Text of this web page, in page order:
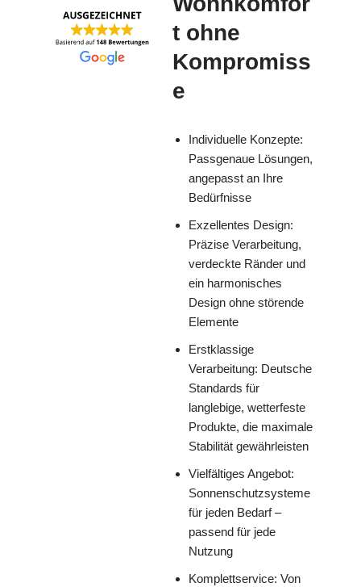
t ohne
Kompromiss
e
Individuelle Konzepte:
Passgenaue Lösungen,
angepasst an Ihre
Bedürfnisse
Exzellentes Design:
Präzise Verarbeitung,
verdeckte Ränder und
ein harmonisches
Design ohne störende
Elemente
Erstklassige
Verarbeitung: Deutsche
Standards für
langlebige, wetterfeste
Produkte, die maximale
Stabilität gewährleisten
Vielfältiges Angebot:
Sonnenschutzsysteme
für jeden Bedarf –
passend für jede
Nutzung
Komplettservice: Von